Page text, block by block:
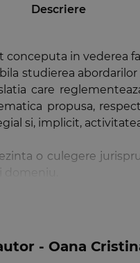
Descriere
conceputa in vederea
studierea
care
propusa,
si, implicit,
o culegere
si international,
de izvor de drept
- Oana